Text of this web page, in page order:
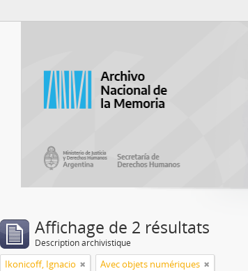
Affichage de 2 résultats
Description archivistique
Ikonicoff, Ignacio Avec objets numériques